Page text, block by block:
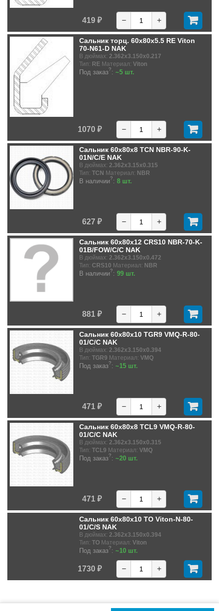
419 ₽ − +
Сальник торц. 60x80x5.5 RE Viton
70-N61-D NAK
В дюймах: 2.362x3.150x0.217
Тип: RE Материал: Viton
Под заказ?: ~5 шт.
1070 ₽ − +
Сальник 60x80x8 TCN NBR-90-K-
01N/C/E NAK
В дюймах: 2.362x3.15x0.315
Тип: TCN Материал: NBR
В наличии?: 8 шт.
627 ₽ − +
Сальник 60x80x12 CRS10 NBR-70-K-
01B/FOW/C/C NAK
В дюймах: 2.362x3.150x0.472
Тип: CRS10 Материал: NBR
В наличии?: 99 шт.
881 ₽ − +
Сальник 60x80x10 TGR9 VMQ-R-80-
01/C/C NAK
В дюймах: 2.362x3.150x0.394
Тип: TGR9 Материал: VMQ
Под заказ?: ~15 шт.
471 ₽ − +
Сальник 60x80x8 TCL9 VMQ-R-80-
01/C/C NAK
В дюймах: 2.362x3.150x0.315
Тип: TCL9 Материал: VMQ
Под заказ?: ~20 шт.
471 ₽ − +
Сальник 60x80x10 TO Viton-N-80-
01/C/S NAK
В дюймах: 2.362x3.150x0.394
Тип: TO Материал: Viton
Под заказ?: ~10 шт.
1730 ₽ − +